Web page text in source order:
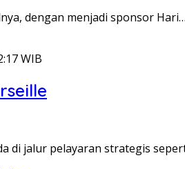
dengan menjadi sponsor Hari…
WIB
di jalur pelayaran strategis